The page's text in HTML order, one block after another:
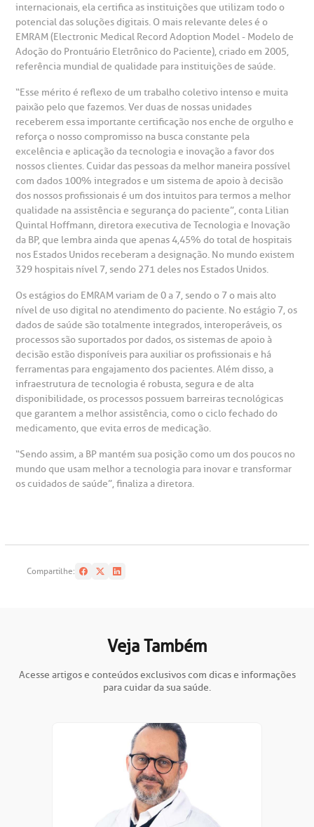
ouvidoria@bp.org.br
Fale Conosco
Rua Maestro Cardim, 769
CEP: 01323-001 | Bela Vista
São Paulo - SP
BP Mirante
Saiba mais
Endereço:
R. Martiniano de Carvalho, 965
CEP: 01323-001 | Bela Vista
São Paulo - SP
Clínica Medicina da Mulher
CEP: 01438-000 | Jardim Paulista
São Paulo - SP
social da BP
corporativa
social
a BP
Conosco
de Benchmarking
de Bioética
Telemedicina BP
Teleinterconsulta
Centro de Doenças Autoimunes
socorro
de cópia de prontuário médico
de orçamento particular
de veracidade de atestado
atendimento
Cirurgia
frequentes
de Sangue
de cuidado
especialidades
internacionais, ela certifica as instituições que utilizam todo o
potencial das soluções digitais. O mais relevante deles é o
EMRAM (Electronic Medical Record Adoption Model - Modelo de
Adoção do Prontuário Eletrônico do Paciente), criado em 2005,
referência mundial de qualidade para instituições de saúde.
“Esse mérito é reflexo de um trabalho coletivo intenso e muita
paixão pelo que fazemos. Ver duas de nossas unidades
receberem essa importante certificação nos enche de orgulho e
reforça o nosso compromisso na busca constante pela
excelência e aplicação da tecnologia e inovação a favor dos
nossos clientes. Cuidar das pessoas da melhor maneira possível
com dados 100% integrados e um sistema de apoio à decisão
dos nossos profissionais é um dos intuitos para termos a melhor
qualidade na assistência e segurança do paciente”, conta Lilian
Quintal Hoffmann, diretora executiva de Tecnologia e Inovação
da BP, que lembra ainda que apenas 4,45% do total de hospitais
nos Estados Unidos receberam a designação. No mundo existem
329 hospitais nível 7, sendo 271 deles nos Estados Unidos.
Os estágios do EMRAM variam de 0 a 7, sendo o 7 o mais alto
nível de uso digital no atendimento do paciente. No estágio 7, os
dados de saúde são totalmente integrados, interoperáveis, os
processos são suportados por dados, os sistemas de apoio à
decisão estão disponíveis para auxiliar os profissionais e há
ferramentas para engajamento dos pacientes. Além disso, a
infraestrutura de tecnologia é robusta, segura e de alta
disponibilidade, os processos possuem barreiras tecnológicas
que garantem a melhor assistência, como o ciclo fechado do
medicamento, que evita erros de medicação.
“Sendo assim, a BP mantém sua posição como um dos poucos no
mundo que usam melhor a tecnologia para inovar e transformar
os cuidados de saúde”, finaliza a diretora.
Compartilhe:
Veja Também
Acesse artigos e conteúdos exclusivos com dicas e informações
para cuidar da sua saúde.